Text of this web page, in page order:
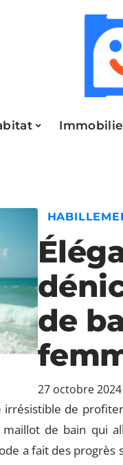
de
27 octobre 2024
irrésistible de
de bain qui
a fait des